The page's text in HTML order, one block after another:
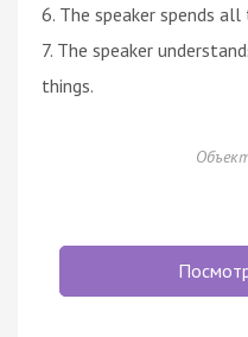
6. The speaker spends all
7. The speaker
things.